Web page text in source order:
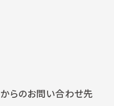
らのお問い合わせ先